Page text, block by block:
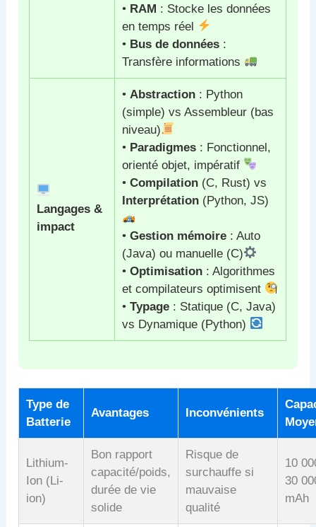
• RAM : Stocke les données
en temps réel
• Bus de données :
Transfère informations
Langages &
impact
• Abstraction : Python
(simple) vs Assembleur (bas
niveau)
• Paradigmes : Fonctionnel,
orienté objet, impératif
•Compilation (C, Rust) vs
Interprétation (Python, JS)
•Gestion mémoire : Auto
(Java) ou manuelle (C)
•Optimisation : Algorithmes
et compilateurs optimisent
•Typage : Statique (C, Java)
vs Dynamique (Python)
Type de
Batterie
Avantages Inconvénients
Lithium-
Ion (Li-
ion)
Bon rapport
capacité/poids,
durée de vie
solide
Risque de
surchauffe si
mauvaise
qualité
10
30
mAh